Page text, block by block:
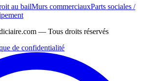
au bailMurs commerciauxParts sociales /
— Tous droits réservés
de confidentialité